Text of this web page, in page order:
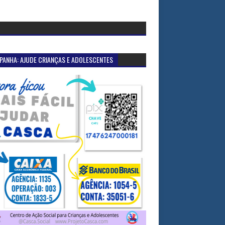
AJUDE CRIANÇAS E ADOLESCENTES